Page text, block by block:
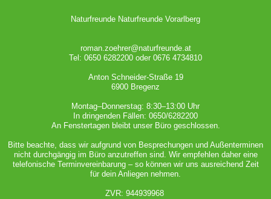
Naturfreunde Naturfreunde Vorarlberg
roman.zoehrer@naturfreunde.at
Tel: 0650 6282200 oder 0676 4734810
Anton Schneider-Straße 19
6900 Bregenz
Montag–Donnerstag: 8:30–13:00 Uhr
In dringenden Fällen: 0650/6282200
An Fenstertagen bleibt unser Büro geschlossen.
Bitte beachte, dass wir aufgrund von Besprechungen und Außenterminen
nicht durchgängig im Büro anzutreffen sind. Wir empfehlen daher eine
telefonische Terminvereinbarung – so können wir uns ausreichend Zeit
für dein Anliegen nehmen.
ZVR: 944939968